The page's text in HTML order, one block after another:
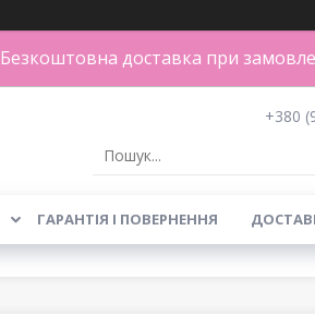
Безкоштовна доставка при
+380
ГАРАНТІЯ І ПОВЕРНЕННЯ